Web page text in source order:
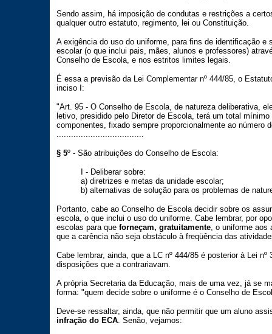
Sendo assim, há imposição de condutas e restrições a
qualquer outro estatuto, regimento, lei ou Constituição.
A exigência do uso do uniforme, para fins de identificação e
escolar (o que inclui pais, mães, alunos e professores)
Conselho de Escola, e nos estritos limites legais.
É essa a previsão da Lei Complementar nº 444/85, o
inciso I:
"Art. 95 - O Conselho de Escola, de natureza deliberativa,
letivo, presidido pelo Diretor de Escola, terá um total
componentes, fixado sempre proporcionalmente ao número
....................................
§ 5º - São atribuições do Conselho de Escola:
I - Deliberar sobre:
a) diretrizes e metas da unidade escolar;
b) alternativas de solução para os problemas de
Portanto, cabe ao Conselho de Escola decidir sobre os
escola, o que inclui o uso do uniforme. Cabe lembrar, por
escolas para que forneçam, gratuitamente, o uniforme aos
que a carência não seja obstáculo à freqüência das
Cabe lembrar, ainda, que a LC nº 444/85 é posterior à Lei
disposições que a contrariavam.
A própria Secretaria da Educação, mais de uma vez, já se
forma: "quem decide sobre o uniforme é o Conselho de
Deve-se ressaltar, ainda, que não permitir que um aluno
infração do ECA. Senão, vejamos: